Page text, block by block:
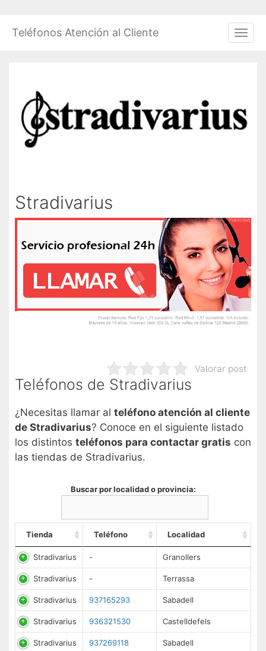
contenido
Teléfonos Atención al Cliente
Stradivarius
Valorar post
Teléfonos de Stradivarius
¿Necesitas llamar al teléfono atención al cliente
de Stradivarius? Conoce en el siguiente listado
los distintos teléfonos para contactar gratis con
las tiendas de Stradivarius.
Buscar por localidad o provincia:
Tienda Teléfono Localidad
Stradivarius - Granollers
Stradivarius - Terrassa
Stradivarius 937165293 Sabadell
Stradivarius 936321530 Castelldefels
Stradivarius 937269118 Sabadell